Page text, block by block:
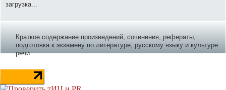
загрузка...
Краткое содержание произведений, сочинения, рефераты,
подготовка к экзамену по литературе, русскому языку и культуре
речи